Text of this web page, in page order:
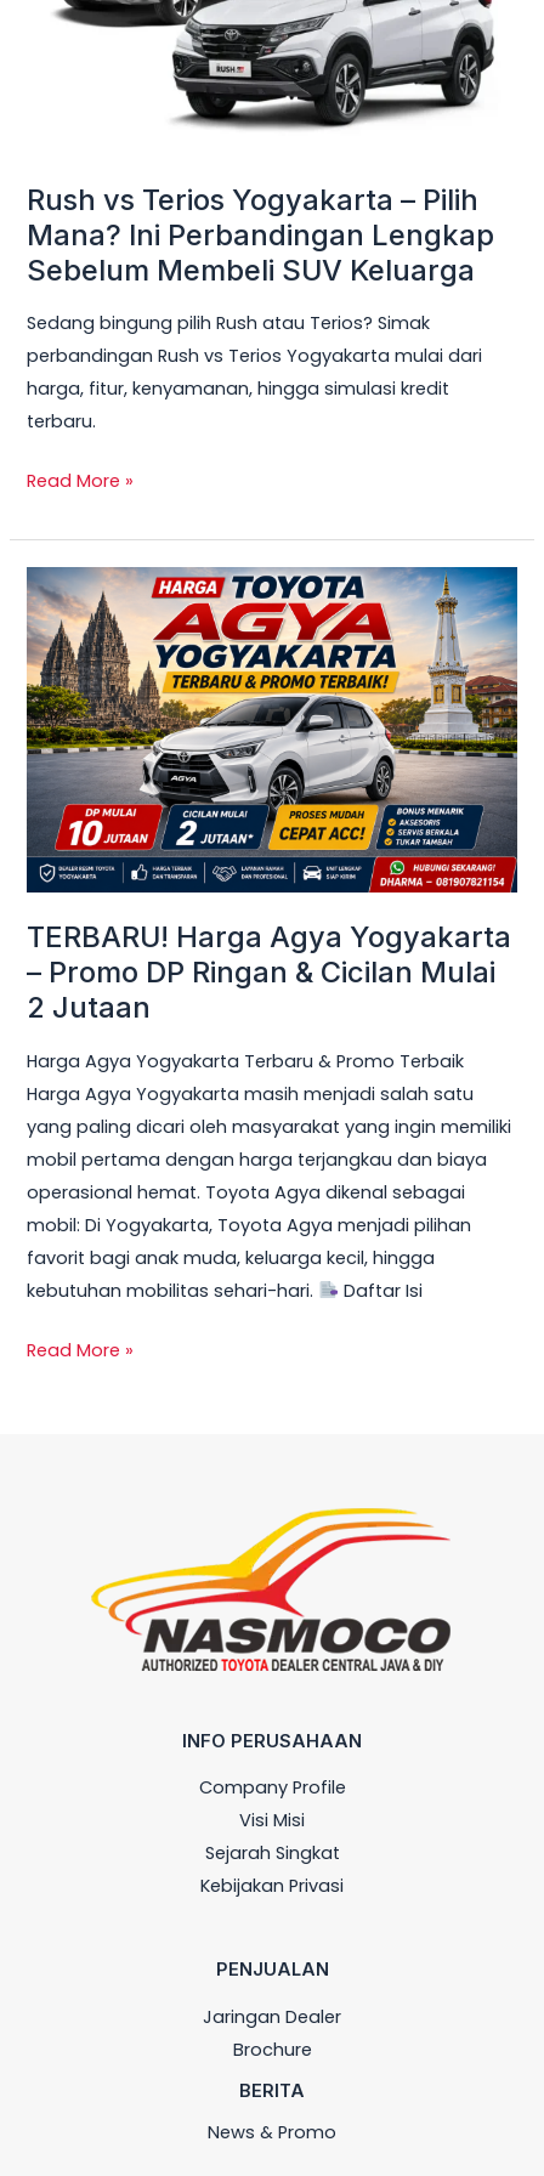
Rush vs Terios Yogyakarta – Pilih
Mana? Ini Perbandingan Lengkap
Sebelum Membeli SUV Keluarga
Sedang bingung pilih Rush atau Terios? Simak
perbandingan Rush vs Terios Yogyakarta mulai dari
harga, fitur, kenyamanan, hingga simulasi kredit
terbaru.
Pilih
Membeli
SUV
Keluarga
Read More »
TERBARU! Harga Agya Yogyakarta
– Promo DP Ringan & Cicilan Mulai
2 Jutaan
Harga Agya Yogyakarta Terbaru & Promo Terbaik
Harga Agya Yogyakarta masih menjadi salah satu
yang paling dicari oleh masyarakat yang ingin memiliki
mobil pertama dengan harga terjangkau dan biaya
operasional hemat. Toyota Agya dikenal sebagai
mobil: Di Yogyakarta, Toyota Agya menjadi pilihan
favorit bagi anak muda, keluarga kecil, hingga
kebutuhan mobilitas sehari-hari.
Daftar Isi
TERBARU!
Harga
Agya
Yogyakarta
–
Promo
DP
Ringan
Cicilan
2
Jutaan
Read More »
INFO PERUSAHAAN
Company Profile
Visi Misi
Sejarah Singkat
Kebijakan Privasi
PENJUALAN
Jaringan Dealer
Brochure
BERITA
News & Promo